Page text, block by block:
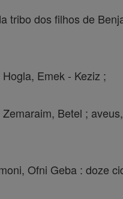
tribo dos filhos de
Emek - Keziz ;
Betel ;
Ofni Geba : doze